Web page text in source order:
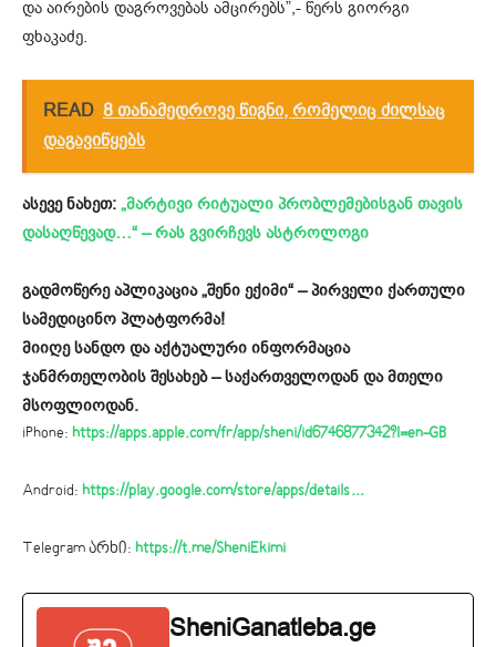
და აირების დაგროვებას ამცირებს”,- წერს გიორგი
ფხაკაძე.
READ 8 თანამედროვე წიგნი, რომელიც ძილსაც
დაგავიწყებს
ასევე ნახეთ: „მარტივი რიტუალი პრობლემებისგან თავის
დასაღწევად…“ – რას გვირჩევს ასტროლოგი
გადმოწერე აპლიკაცია „შენი ექიმი“ – პირველი ქართული
სამედიცინო პლატფორმა!
მიიღე სანდო და აქტუალური ინფორმაცია
ჯანმრთელობის შესახებ – საქართველოდან და მთელი
მსოფლიოდან.
iPhone: https://apps.apple.com/fr/app/sheni/id6746877342?l=en-GB
Android: https://play.google.com/store/apps/details…
Telegram არხი: https://t.me/SheniEkimi
SheniGanatleba.ge